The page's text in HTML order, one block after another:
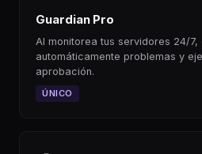
Guardian Pro
AI monitorea tus servidores 24/7,
automáticamente problemas y
aprobación.
ÚNICO